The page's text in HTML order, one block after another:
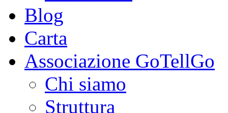
Blog
Carta
Associazione GoTellGo
Chi siamo
Struttura